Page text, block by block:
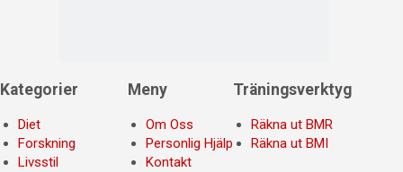
Kategorier
Diet
Forskning
Livsstil
Meny
Om Oss
Personlig Hjälp
Kontakt
Träningsverktyg
Räkna ut BMR
Räkna ut BMI